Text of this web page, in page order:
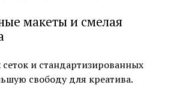
макеты и смелая
и стандартизированных
свободу для креатива.